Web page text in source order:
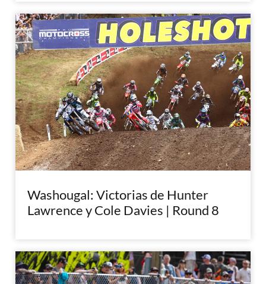
Washougal: Victorias de Hunter
Lawrence y Cole Davies | Round 8